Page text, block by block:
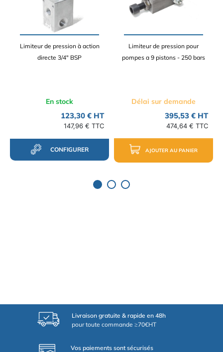
Limiteur de pression à action
directe 3/4" BSP
En stock
123,30 € HT
147,96 € TTC
CONFIGURER
Limiteur de pression pour
pompes a 9 pistons - 250 bars
Délai sur demande
395,53 € HT
474,64 € TTC
AJOUTER AU PANIER
Livraison gratuite & rapide en 48h
pour toute commande ≥70€HT
Vos paiements sont sécurisés